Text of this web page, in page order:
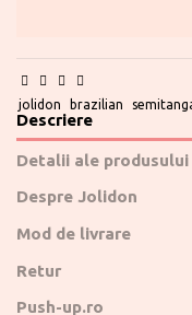
jolidon brazilian
Descriere
Detalii ale produsului
Despre Jolidon
Mod de livrare
Retur
Push-up.ro